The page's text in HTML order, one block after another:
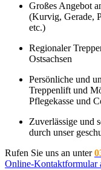
Großes Angebot
(Kurvig, Gerade,
etc.)
Regionaler
Ostsachsen
Persönliche und
Treppenlift und
Pflegekasse und
Zuverlässige und
durch unser
Rufen Sie uns an unter
Online-Kontaktformular